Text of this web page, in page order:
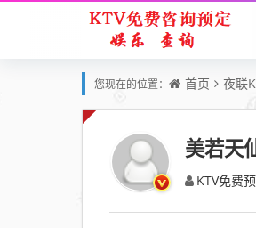
您现在的位置： 首页 夜联
美若天
KTV免费